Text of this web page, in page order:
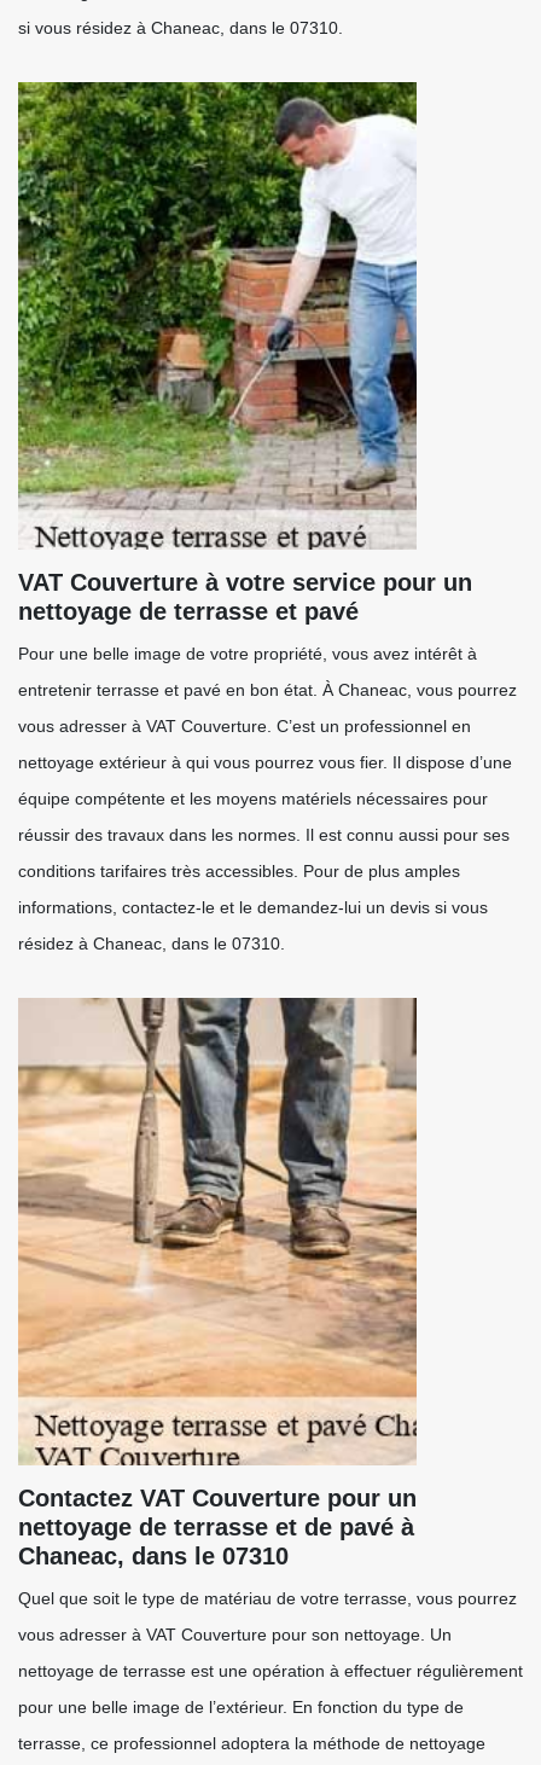
si vous résidez à Chaneac, dans le 07310.
VAT Couverture à votre service pour un
nettoyage de terrasse et pavé
Pour une belle image de votre propriété, vous avez intérêt à
entretenir terrasse et pavé en bon état. À Chaneac, vous pourrez
vous adresser à VAT Couverture. C’est un professionnel en
nettoyage extérieur à qui vous pourrez vous fier. Il dispose d’une
équipe compétente et les moyens matériels nécessaires pour
réussir des travaux dans les normes. Il est connu aussi pour ses
conditions tarifaires très accessibles. Pour de plus amples
informations, contactez-le et le demandez-lui un devis si vous
résidez à Chaneac, dans le 07310.
Contactez VAT Couverture pour un
nettoyage de terrasse et de pavé à
Chaneac, dans le 07310
Quel que soit le type de matériau de votre terrasse, vous pourrez
vous adresser à VAT Couverture pour son nettoyage. Un
nettoyage de terrasse est une opération à effectuer régulièrement
pour une belle image de l’extérieur. En fonction du type de
terrasse, ce professionnel adoptera la méthode de nettoyage